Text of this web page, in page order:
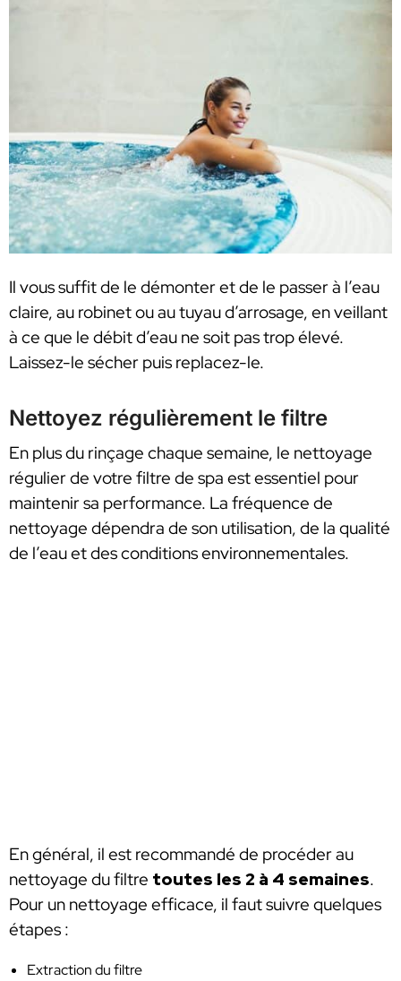
Il vous suffit de le démonter et de le passer à l’eau
claire, au robinet ou au tuyau d’arrosage, en veillant
à ce que le débit d’eau ne soit pas trop élevé.
Laissez-le sécher puis replacez-le.
Nettoyez régulièrement le filtre
En plus du rinçage chaque semaine, le nettoyage
régulier de votre filtre de spa est essentiel pour
maintenir sa performance. La fréquence de
nettoyage dépendra de son utilisation, de la qualité
de l’eau et des conditions environnementales.
En général, il est recommandé de procéder au
nettoyage du filtre toutes les 2 à 4 semaines.
Pour un nettoyage efficace, il faut suivre quelques
étapes :
Extraction du filtre